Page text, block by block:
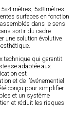
mètres, 5×8 mètres
surfaces en fonction
dans le sens
sortir du cadre
une solution évolutive
technique qui garantit
adaptée aux
est
et de l’événementiel
conçu pour simplifier
et un système
et réduit les risques